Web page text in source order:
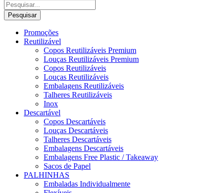
Pesquisar
Promoções
Reutilizável
Copos Reutilizáveis Premium
Louças Reutilizáveis Premium
Copos Reutilizáveis
Louças Reutilizáveis
Embalagens Reutilizáveis
Talheres Reutilizáveis
Inox
Descartável
Copos Descartáveis
Louças Descartáveis
Talheres Descartáveis
Embalagens Descartáveis
Embalagens Free Plastic / Takeaway
Sacos de Papel
PALHINHAS
Embaladas Individualmente